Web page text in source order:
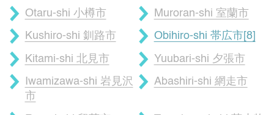
Otaru-shi 小樽市 Muroran-shi 室蘭市
Kushiro-shi 釧路市 Obihiro-shi 帯広市[8]
Kitami-shi 北見市 Yuubari-shi 夕張市
Iwamizawa-shi 岩見沢
市
Abashiri-shi 網走市